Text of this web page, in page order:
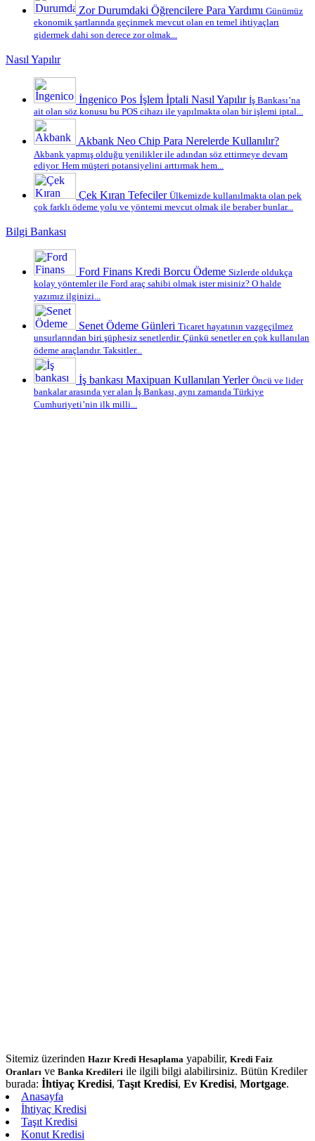
Zor Durumdaki Öğrencilere Para Yardımı Günümüz
ekonomik şartlarında geçinmek mevcut olan en temel ihtiyaçları
gidermek dahi son derece zor olmak...
Nasıl Yapılır
İngenico Pos İşlem İptali Nasıl Yapılır İş Bankası’na
ait olan söz konusu bu POS cihazı ile yapılmakta olan bir işlemi iptal...
Akbank Neo Chip Para Nerelerde Kullanılır?
Akbank yapmış olduğu yenilikler ile adından söz ettirmeye devam
ediyor. Hem müşteri potansiyelini arttırmak hem...
Çek Kıran Tefeciler Ülkemizde kullanılmakta olan pek
çok farklı ödeme yolu ve yöntemi mevcut olmak ile beraber bunlar...
Bilgi Bankası
Ford Finans Kredi Borcu Ödeme Sizlerde oldukça
kolay yöntemler ile Ford araç sahibi olmak ister misiniz? O halde
yazımız ilginizi...
Senet Ödeme Günleri Ticaret hayatının vazgeçilmez
unsurlarından biri şüphesiz senetlerdir. Çünkü senetler en çok kullanılan
ödeme araçlarıdır. Taksitler...
İş bankası Maxipuan Kullanılan Yerler Öncü ve lider
bankalar arasında yer alan İş Bankası, aynı zamanda Türkiye
Cumhuriyeti’nin ilk milli...
Sitemiz üzerinden Hazır Kredi Hesaplama yapabilir, Kredi Faiz
Oranları ve Banka Kredileri ile ilgili bilgi alabilirsiniz. Bütün Krediler
burada: İhtiyaç Kredisi, Taşıt Kredisi, Ev Kredisi, Mortgage.
Anasayfa
İhtiyaç Kredisi
Taşıt Kredisi
Konut Kredisi